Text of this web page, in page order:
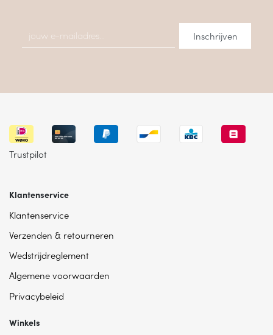
Trustpilot
Klantenservice
Klantenservice
Verzenden & retourneren
Wedstrijdreglement
Algemene voorwaarden
Privacybeleid
Winkels